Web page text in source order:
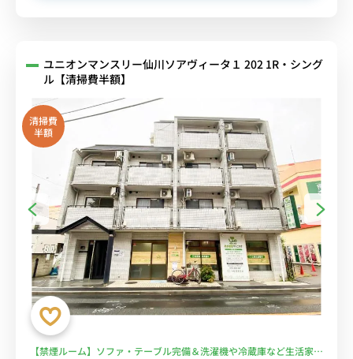
ユニオンマンスリー仙川ソアヴィータ１ 202 1R・シング
ル【清掃費半額】
清掃費
半額
【禁煙ルーム】ソファ・テーブル完備＆洗濯機や冷蔵庫など生活家電